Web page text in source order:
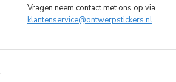
Vragen neem contact met ons op via
klantenservice@ontwerpstickers.nl